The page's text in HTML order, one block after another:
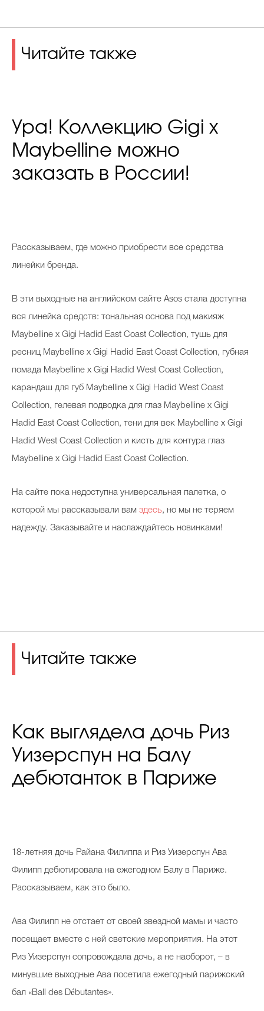
Читайте также
Ура! Коллекцию Gigi x
Maybelline можно
заказать в России!
Рассказываем, где можно приобрести все средства
линейки бренда.
В эти выходные на английском сайте Asos стала доступна
вся линейка средств: тональная основа под макияж
Maybelline x Gigi Hadid East Coast Collection, тушь для
ресниц Maybelline x Gigi Hadid East Coast Collection, губная
помада Maybelline x Gigi Hadid West Coast Collection,
карандаш для губ Maybelline x Gigi Hadid West Coast
Collection, гелевая подводка для глаз Maybelline x Gigi
Hadid East Coast Collection, тени для век Maybelline x Gigi
Hadid West Coast Collection и кисть для контура глаз
Maybelline x Gigi Hadid East Coast Collection.
На сайте пока недоступна универсальная палетка, о
которой мы рассказывали вам здесь, но мы не теряем
надежду. Заказывайте и наслаждайтесь новинками!
Читайте также
Как выглядела дочь Риз
Уизерспун на Балу
дебютанток в Париже
18-летняя дочь Райана Филиппа и Риз Уизерспун Ава
Филипп дебютировала на ежегодном Балу в Париже.
Рассказываем, как это было.
Ава Филипп не отстает от своей звездной мамы и часто
посещает вместе с ней светские мероприятия. На этот
Риз Уизерспун сопровождала дочь, а не наоборот, – в
минувшие выходные Ава посетила ежегодный парижский
бал «Ball des Débutantes».